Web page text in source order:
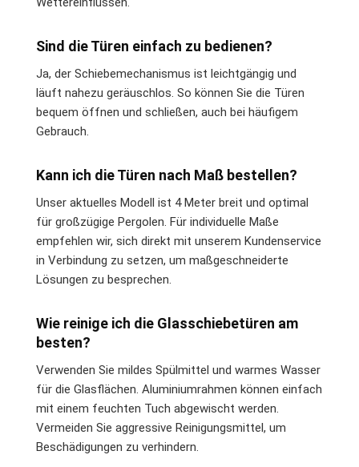
Sind die Türen einfach zu bedienen?
Ja, der Schiebemechanismus ist leichtgängig und
läuft nahezu geräuschlos. So können Sie die Türen
bequem öffnen und schließen, auch bei häufigem
Gebrauch.
Kann ich die Türen nach Maß bestellen?
Unser aktuelles Modell ist 4 Meter breit und optimal
für großzügige Pergolen. Für individuelle Maße
empfehlen wir, sich direkt mit unserem Kundenservice
in Verbindung zu setzen, um maßgeschneiderte
Lösungen zu besprechen.
Wie reinige ich die Glasschiebetüren am
besten?
Verwenden Sie mildes Spülmittel und warmes Wasser
für die Glasflächen. Aluminiumrahmen können einfach
mit einem feuchten Tuch abgewischt werden.
Vermeiden Sie aggressive Reinigungsmittel, um
Beschädigungen zu verhindern.